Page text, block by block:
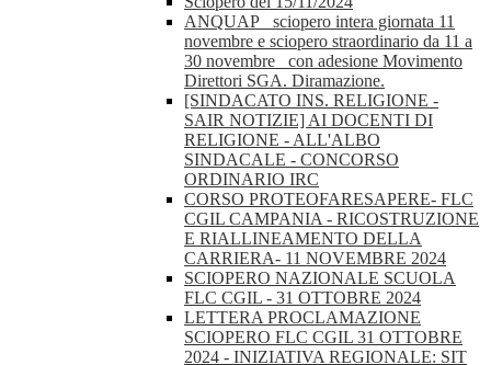
ANQUAP_ sciopero intera giornata 11
novembre e sciopero straordinario da 11 a
30 novembre_ con adesione Movimento
Direttori SGA. Diramazione.
[SINDACATO INS. RELIGIONE -
SAIR NOTIZIE] AI DOCENTI DI
RELIGIONE - ALL'ALBO
SINDACALE - CONCORSO
ORDINARIO IRC
CORSO PROTEOFARESAPERE- FLC
CGIL CAMPANIA - RICOSTRUZIONE
E RIALLINEAMENTO DELLA
CARRIERA- 11 NOVEMBRE 2024
SCIOPERO NAZIONALE SCUOLA
FLC CGIL - 31 OTTOBRE 2024
LETTERA PROCLAMAZIONE
SCIOPERO FLC CGIL 31 OTTOBRE
2024 - INIZIATIVA REGIONALE: SIT